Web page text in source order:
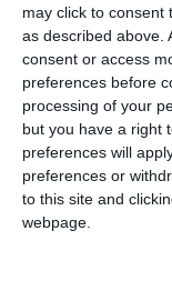
may click to consent
as described above.
consent or access
preferences before
processing of your
but you have a right
preferences will
preferences or
to this site and
webpage.
Pentru salvarea
deplasează către
Pompierii,
monitorizează
pregătite să
de inundații.
autoritățile le
informațiile oficiale